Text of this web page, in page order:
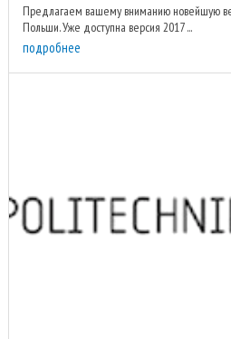
Предлагаем вашему вниманию новейшую
Польши. Уже доступна версия 2017 ...
подробнее